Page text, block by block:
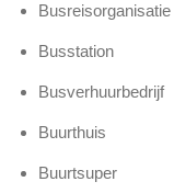
Busreisorganisatie
Busstation
Busverhuurbedrijf
Buurthuis
Buurtsuper